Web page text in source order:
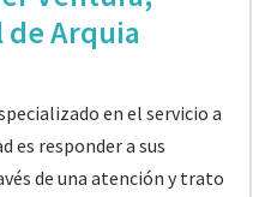
Arquia
en el servicio a
es responder a sus
de una atención y trato